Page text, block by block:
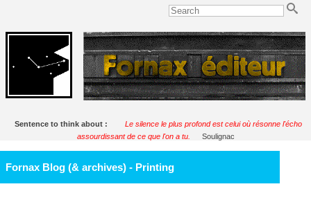
Sentence to think about :
Le silence le plus profond est celui où résonne l'écho
assourdissant de ce que l'on a tu.
Soulignac
Fornax Blog (& archives) - Printing